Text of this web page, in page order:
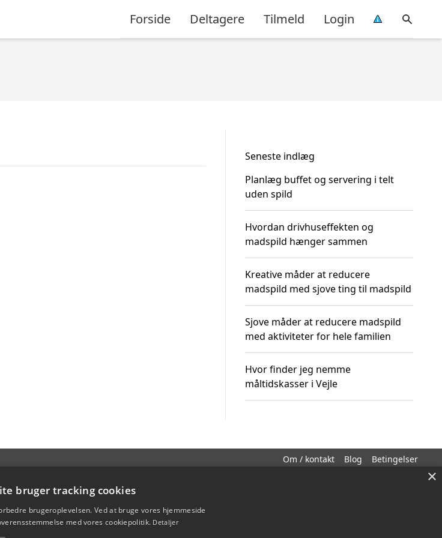
Forside Deltagere Tilmeld Login
Seneste indlæg
Planlæg buffet og servering i telt
uden spild
Hvordan drivhuseffekten og
madspild hænger sammen
Kreative måder at reducere
madspild med sjove ting til madspild
Sjove måder at reducere madspild
med aktiviteter for hele familien
Hvor finder jeg nemme
måltidskasser i Vejle
Om / kontakt Blog Betingelser
×
bruger tracking cookies
brugeroplevelsen. Ved at bruge vores hjemmeside
med vores cookiepolitik. Detaljer